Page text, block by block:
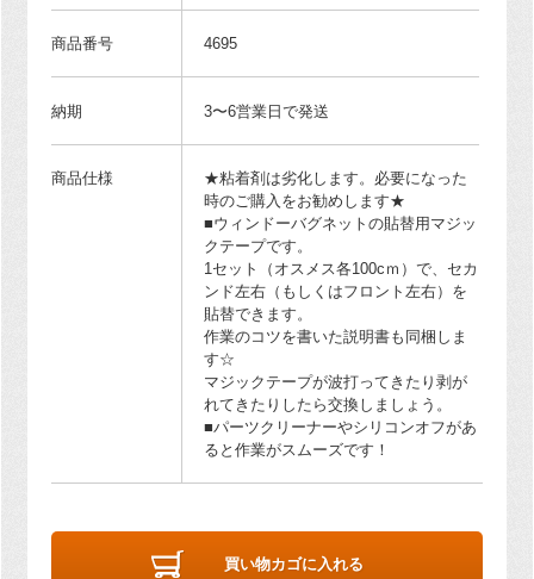
商品番号 4695
納期 3〜6営業日で発送
商品仕様
★粘着剤は劣化します。必要になった
時のご購入をお勧めします★
■ウィンドーバグネットの貼替用マジッ
クテープです。
1セット（オスメス各100cｍ）で、セカ
ンド左右（もしくはフロント左右）を
貼替できます。
作業のコツを書いた説明書も同梱しま
す☆
マジックテープが波打ってきたり剥が
れてきたりしたら交換しましょう。
■パーツクリーナーやシリコンオフがあ
ると作業がスムーズです！
買い物カゴに入れる